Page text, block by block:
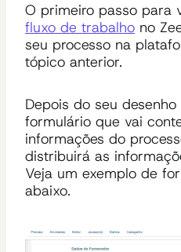
O primeiro passo para
fluxo de trabalho no
seu processo na
tópico anterior.
Depois do seu
formulário que vai
informações do
distribuirá as
Veja um exemplo de
abaixo.